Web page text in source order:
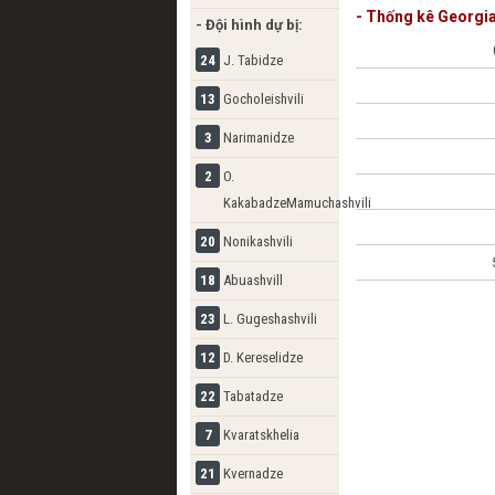
- Đội hình dự bị:
24 J. Tabidze
13 Gocholeishvili
3 Narimanidze
2
O.
KakabadzeMamuchashvili
20 Nonikashvili
18 Abuashvill
23 L. Gugeshashvili
12 D. Kereselidze
22 Tabatadze
7 Kvaratskhelia
21 Kvernadze
Giorgi Kvernadze
- Thống kê